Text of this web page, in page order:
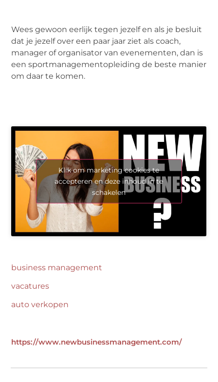
Wees gewoon eerlijk tegen jezelf en als je besluit
dat je jezelf over een paar jaar ziet als coach,
manager of organisator van evenementen, dan is
een sportmanagementopleiding de beste manier
om daar te komen.
Klik om marketing cookies te
accepteren en deze inhoud in te
schakelen
business management
vacatures
auto verkopen
https://www.newbusinessmanagement.com/